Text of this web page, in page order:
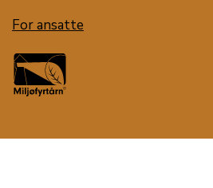
For ansatte